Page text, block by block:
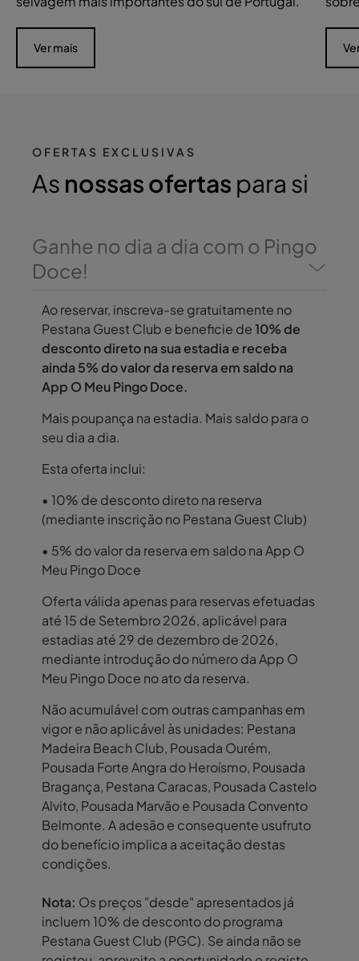
Ver mais
OFERTAS EXCLUSIVAS
As nossas ofertas para si
Ganhe no dia a dia com o Pingo
Doce!
Ao reservar, inscreva-se gratuitamente no
Pestana Guest Club e beneficie de10% de
desconto direto na sua estadia e receba
ainda 5% do valor da reserva em saldo na
App O Meu Pingo Doce.
Mais poupança na estadia. Mais saldo para o
seu dia a dia.
Esta oferta inclui:
• 10% de desconto direto na reserva
(mediante inscrição no Pestana Guest Club)
• 5% do valor da reserva em saldo na App O
Meu Pingo Doce
Oferta válida apenas para reservas efetuadas
até 15 de Setembro 2026, aplicável para
estadias até 29 de dezembro de 2026,
mediante introdução do número da App O
Meu Pingo Doce no ato da reserva.
Não acumulável com outras campanhas em
vigor e não aplicável às unidades: Pestana
Madeira Beach Club, Pousada Ourém,
Pousada Forte Angra do Heroísmo, Pousada
Bragança, Pestana Caracas, Pousada Castelo
Alvito, Pousada Marvão e Pousada Convento
Belmonte. A adesão e consequente usufruto
do benefício implica a aceitação destas
condições.
Nota: Os preços "desde" apresentados já
incluem 10% de desconto do programa
Pestana Guest Club (PGC). Se ainda não se